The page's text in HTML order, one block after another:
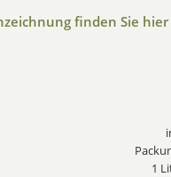
finden Sie hier
1